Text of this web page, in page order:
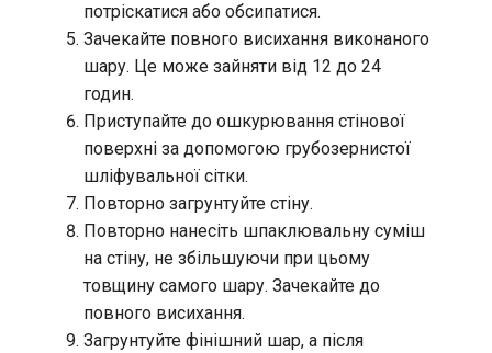
потріскатися або обсипатися.
Зачекайте повного висихання виконаного
шару. Це може зайняти від 12 до 24
годин.
Приступайте до ошкурювання стінової
поверхні за допомогою грубозернистої
шліфувальної сітки.
Повторно загрунтуйте стіну.
Повторно нанесіть шпаклювальну суміш
на стіну, не збільшуючи при цьому
товщину самого шару. Зачекайте до
повного висихання.
Загрунтуйте фінішний шар, а після